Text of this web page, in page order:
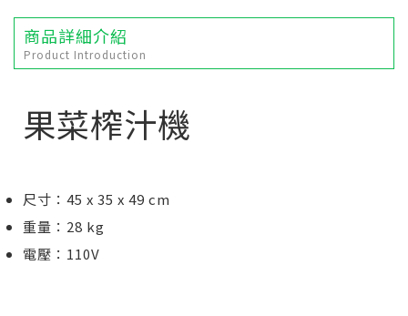
商品詳細介紹
Product Introduction
果菜榨汁機
尺寸：45 x 35 x 49 cm
重量：28 kg
電壓：110V